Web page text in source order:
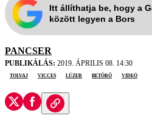
Itt állíthatja be, hogy a
között legyen a Bors
PANCSER
PUBLIKÁLÁS: 2019. ÁPRILIS 08. 14:30
tolvaj
vicces lúzer betörő videó